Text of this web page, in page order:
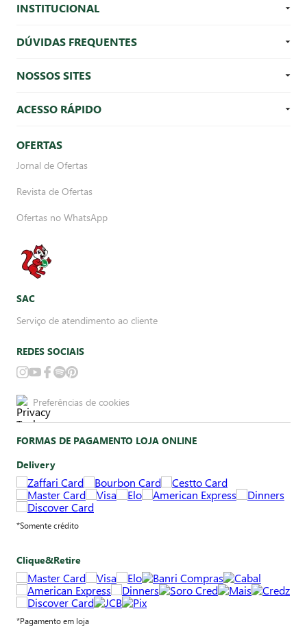
INSTITUCIONAL
DÚVIDAS FREQUENTES
NOSSOS SITES
ACESSO RÁPIDO
OFERTAS
Jornal de Ofertas
Revista de Ofertas
Ofertas no WhatsApp
SAC
Serviço de atendimento ao cliente
REDES SOCIAIS
Preferências de cookies
FORMAS DE PAGAMENTO LOJA ONLINE
Delivery
*Somente crédito
Clique&Retire
*Pagamento em loja